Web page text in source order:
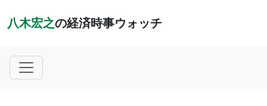
八木宏之の経済時事ウォッチ